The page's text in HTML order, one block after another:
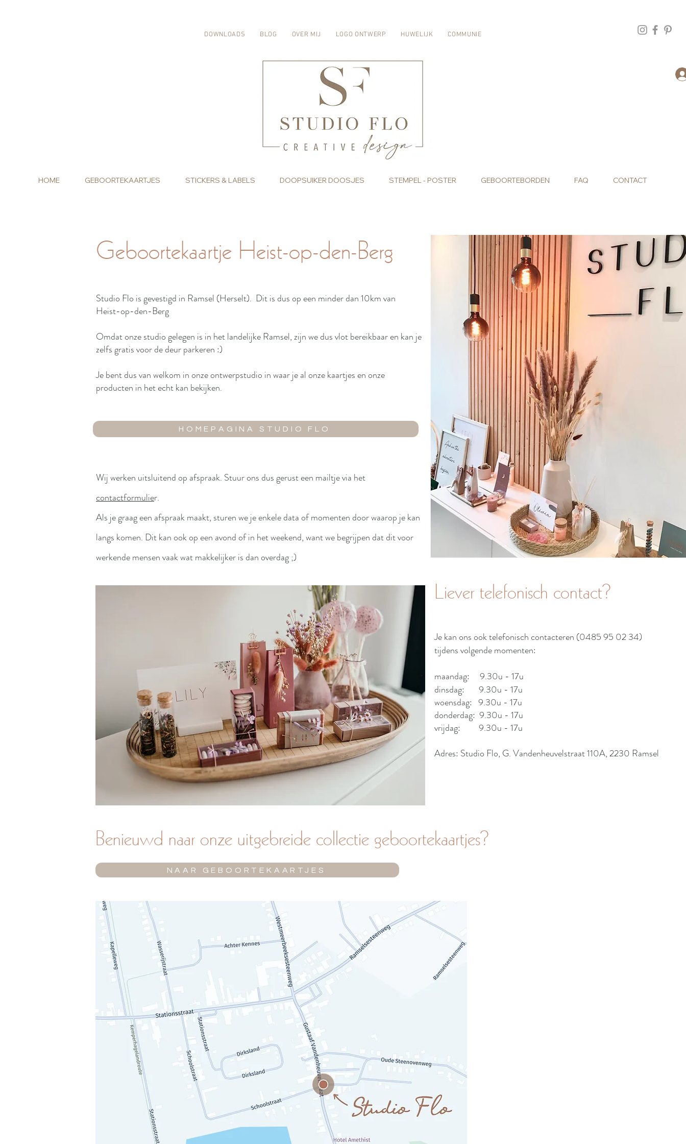
DOWNLOADS BLOG OVER MIJ LOGO ONTWERP HUWELIJK COMMUNIE
HOME GEBOORTEKAARTJES STICKERS & LABELS DOOPSUIKER DOOSJES STEMPEL - POSTER GEBOORTEBORDEN FAQ CONTACT
Geboortekaartje Heist-op-den-Berg
Wij werken uitsluitend op afspraak. Stuur ons dus gerust een mailtje via het
contactformulier.
Als je graag een afspraak maakt, sturen we je enkele data of momenten door waarop je kan
langs komen. Dit kan ook op een avond of in het weekend, want we begrijpen dat dit voor
werkende mensen vaak wat makkelijker is dan overdag ;)
HOMEPAGINA STUDIO FLO
Studio Flo is gevestigd in Ramsel (Herselt). Dit is dus op een minder dan 10km van
Heist-op-den-Berg
Omdat onze studio gelegen is in het landelijke Ramsel, zijn we dus vlot bereikbaar en kan je
zelfs gratis voor de deur parkeren :)
Je bent dus van welkom in onze ontwerpstudio in waar je al onze kaartjes en onze
producten in het echt kan bekijken.
Liever telefonisch contact?
Je kan ons ook telefonisch contacteren (0485 95 02 34)
tijdens volgende momenten:
maandag: 9.30u - 17u
dinsdag: 9.30u - 17u
woensdag: 9.30u - 17u
donderdag: 9.30u - 17u
vrijdag: 9.30u - 17u
Adres: Studio Flo, G. Vandenheuvelstraat 110A, 2230 Ramsel
Benieuwd naar onze uitgebreide collectie geboortekaartjes?
NAAR GEBOORTEKAARTJES